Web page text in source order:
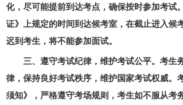
化，尽可能提前到达考点，确保按时参加考试
证》上规定的时间到达候考室，在截止进入候
迟到考生，将不能参加面试。
三、遵守考试纪律，维护考试公平。考生
律，保持良好考试秩序，维护国家考试权威。
须知》，严格遵守考场规则，考生如不服从考